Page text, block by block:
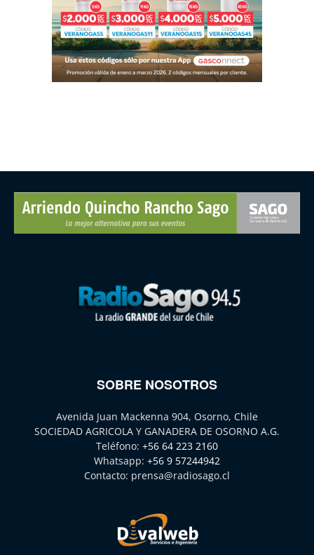
SOBRE NOSOTROS
Avenida Juan Mackenna 904, Osorno, Chile
SOCIEDAD AGRICOLA Y GANADERA DE OSORNO A.G.
Teléfono: +56 64 223 2160
Whatsapp: +56 9 57244942
Contacto: prensa@radiosago.cl